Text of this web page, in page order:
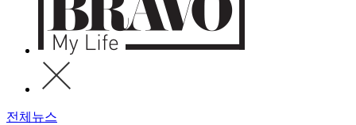
전체뉴스